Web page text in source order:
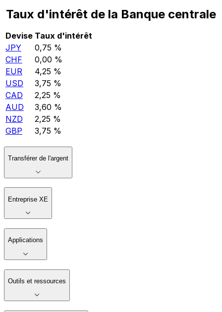
Taux d'intérêt de la Banque centrale
Devise Taux d'intérêt
JPY
0,75 %
CHF
0,00 %
EUR
4,25 %
USD
3,75 %
CAD
2,25 %
AUD
3,60 %
NZD
2,25 %
GBP
3,75 %
Transférer de l'argent
Entreprise XE
Applications
Outils et ressources